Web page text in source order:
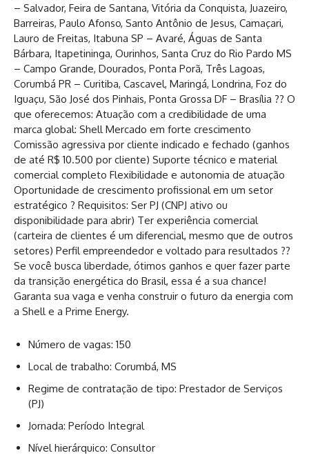
– Salvador, Feira de Santana, Vitória da Conquista, Juazeiro,
Barreiras, Paulo Afonso, Santo Antônio de Jesus, Camaçari,
Lauro de Freitas, Itabuna SP – Avaré, Águas de Santa
Bárbara, Itapetininga, Ourinhos, Santa Cruz do Rio Pardo MS
– Campo Grande, Dourados, Ponta Porã, Três Lagoas,
Corumbá PR – Curitiba, Cascavel, Maringá, Londrina, Foz do
Iguaçu, São José dos Pinhais, Ponta Grossa DF – Brasília ?? O
que oferecemos: Atuação com a credibilidade de uma
marca global: Shell Mercado em forte crescimento
Comissão agressiva por cliente indicado e fechado (ganhos
de até R$ 10.500 por cliente) Suporte técnico e material
comercial completo Flexibilidade e autonomia de atuação
Oportunidade de crescimento profissional em um setor
estratégico ? Requisitos: Ser PJ (CNPJ ativo ou
disponibilidade para abrir) Ter experiência comercial
(carteira de clientes é um diferencial, mesmo que de outros
setores) Perfil empreendedor e voltado para resultados ??
Se você busca liberdade, ótimos ganhos e quer fazer parte
da transição energética do Brasil, essa é a sua chance!
Garanta sua vaga e venha construir o futuro da energia com
a Shell e a Prime Energy.
Número de vagas: 150
Local de trabalho: Corumbá, MS
Regime de contratação de tipo: Prestador de Serviços
(PJ)
Jornada: Período Integral
Nível hierárquico: Consultor